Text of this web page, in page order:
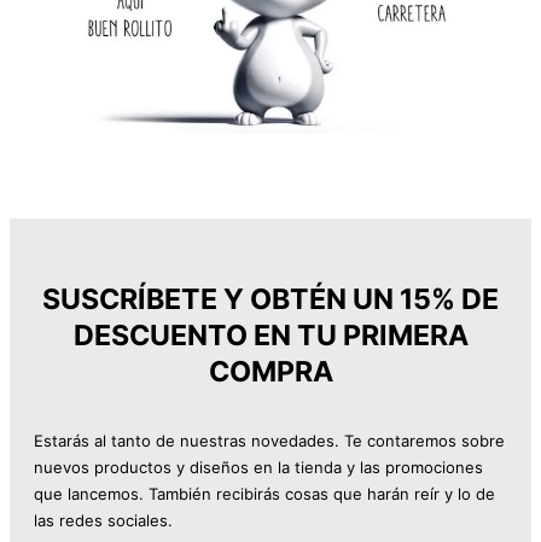
SUSCRÍBETE Y OBTÉN UN 15% DE
DESCUENTO EN TU PRIMERA
COMPRA
Estarás al tanto de nuestras novedades. Te contaremos sobre
nuevos productos y diseños en la tienda y las promociones
que lancemos. También recibirás cosas que harán reír y lo de
las redes sociales.